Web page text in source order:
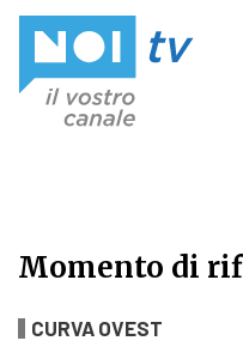
Momento di
Momento di
CURVA OVEST